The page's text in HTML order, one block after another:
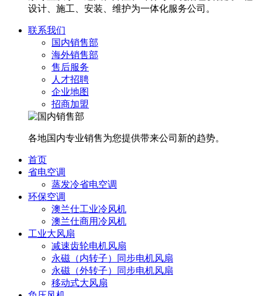
设计、施工、安装、维护为一体化服务公司。
联系我们
国内销售部
海外销售部
售后服务
人才招聘
企业地图
招商加盟
各地国内专业销售为您提供带来公司新的趋势。
首页
省电空调
蒸发冷省电空调
环保空调
澳兰仕工业冷风机
澳兰仕商用冷风机
工业大风扇
减速齿轮电机风扇
永磁（内转子）同步电机风扇
永磁（外转子）同步电机风扇
移动式大风扇